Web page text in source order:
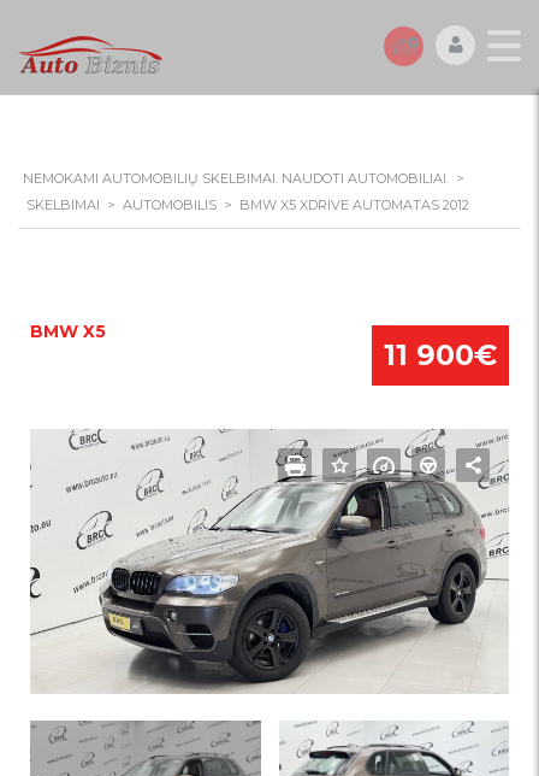
NEMOKAMI AUTOMOBILIŲ SKELBIMAI. NAUDOTI AUTOMOBILIAI. >
SKELBIMAI > AUTOMOBILIS > BMW X5 XDRIVE AUTOMATAS 2012
BMW X5
11 900€